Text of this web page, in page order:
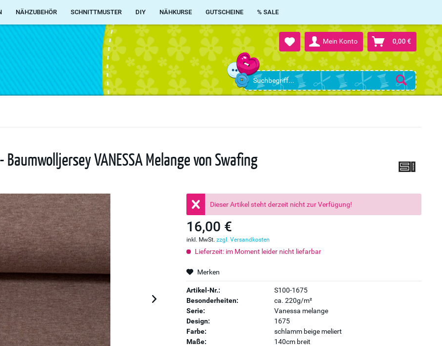
Mein Konto 0,00 €
NÄHZUBEHÖR SCHNITTMUSTER DIY NÄHKURSE GUTSCHEINE % SALE
VANESSA Melange von Swafing
Dieser Artikel steht derzeit nicht zur Verfügung!
16,00 €
inkl. MwSt.zzgl. Versandkosten
Lieferzeit: im Moment leider nicht liefarbar
Merken
Artikel-Nr.:
S100-1675
Besonderheiten:
ca. 220g/m²
Serie:
Vanessa melange
Design:
1675
Farbe:
schlamm beige meliert
Maße:
140cm breit